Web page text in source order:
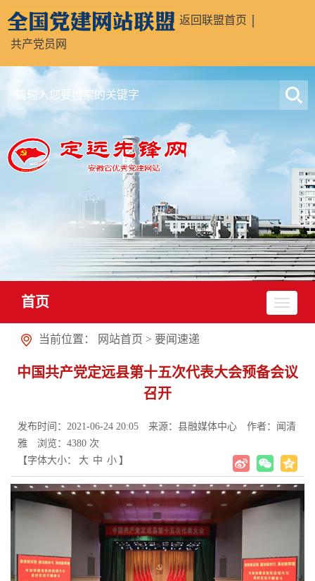
返回联盟首页
共产党员网
首页
当前位置： 网站首页 > 要闻速递
中国共产党定远县第十五次代表大会预备会议
召开
发布时间：2021-06-24 20:05 来源：县融媒体中心
作者：闻清
雅
浏览： 4380 次
【字体大小：
大 中 小 】